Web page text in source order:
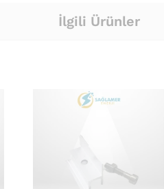
İlgili Ürünler